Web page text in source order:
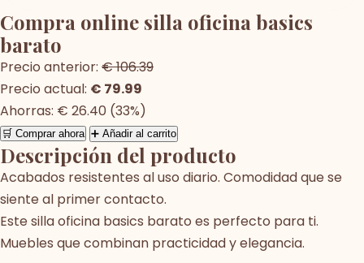
Compra online silla oficina basics
barato
Precio anterior: € 106.39
Precio actual: € 79.99
Ahorras: € 26.40 (33%)
🛒 Comprar ahora ➕ Añadir al carrito
Descripción del producto
Acabados resistentes al uso diario. Comodidad que se
siente al primer contacto.
Este silla oficina basics barato es perfecto para ti.
Muebles que combinan practicidad y elegancia.